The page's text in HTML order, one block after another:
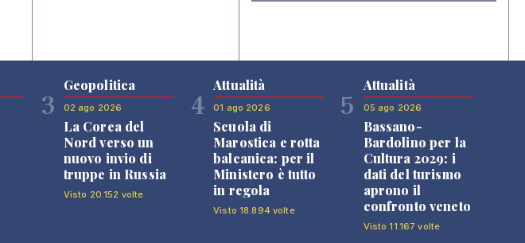
3
Geopolitica
02 ago 2026
La Corea del
Nord verso un
nuovo invio di
truppe in Russia
Visto 20.152 volte
4
Attualità
01 ago 2026
Scuola di
Marostica e rotta
balcanica: per il
Ministero è tutto
in regola
Visto 18.894 volte
5
Attualità
05 ago 2026
Bassano-
Bardolino per la
Cultura 2029: i
dati del turismo
aprono il
confronto veneto
Visto 11.167 volte